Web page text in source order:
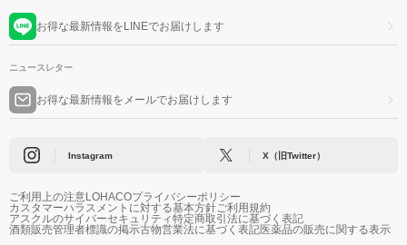
お得な最新情報をLINEでお届けします
ニュースレター
お得な最新情報をメールでお届けします
Instagram X（旧Twitter）
ご利用上の注意LOHACOプライバシーポリシー
カスタマーハラスメントに対する基本方針ご利用規約
アスクルのサイバーセキュリティ特定商取引法に基づく表記
酒類販売管理者標識の掲示古物営業法に基づく表記医薬品の販売に関する表示